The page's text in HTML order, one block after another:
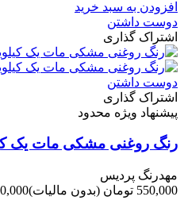
افزودن به سبد خرید
دوست داشتن
اشتراک گذاری
دوست داشتن
اشتراک گذاری
پیشنهاد ویژه محدود
رنگ روغنی مشکی مات یک
مهدرنگ پردیس
550,000 تومان
(بدون مالیات)600,000